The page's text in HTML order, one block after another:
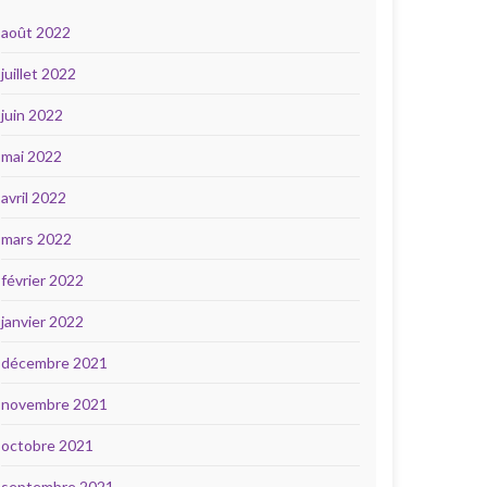
août 2022
juillet 2022
juin 2022
mai 2022
avril 2022
mars 2022
février 2022
janvier 2022
décembre 2021
novembre 2021
octobre 2021